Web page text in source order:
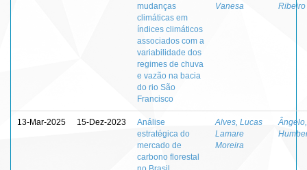
mudanças
climáticas em
índices climáticos
associados com a
variabilidade dos
regimes de chuva
e vazão na bacia
do rio São
Francisco
Vanesa
Ribeiro
13-Mar-2025 15-Dez-2023
Análise
estratégica do
mercado de
carbono florestal
Alves, Lucas
Lamare
Moreira
Ângelo,